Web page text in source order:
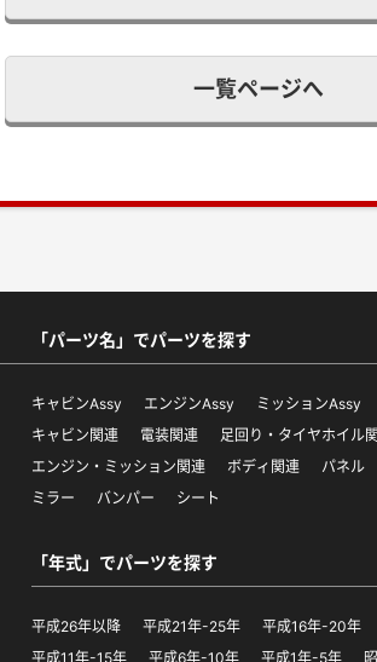
一覧ページへ
「パーツ名」でパーツを探す
キャビンAssy エンジンAssy ミッションAssy
キャビン関連
電装関連
足回り・タイヤホイル
エンジン・ミッション関連
ボディ関連 パネル
ミラー
バンパー シート
「年式」でパーツを探す
平成26年以降 平成21年-25年
平成16年-20年
平成11年-15年
平成6年-10年 平成1年-5年